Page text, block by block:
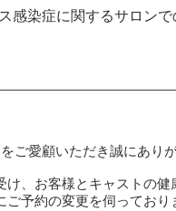
感染症に関するサロンで
ご愛顧いただき誠にあり
、お客様とキャストの
ご予約の変更を伺ってお